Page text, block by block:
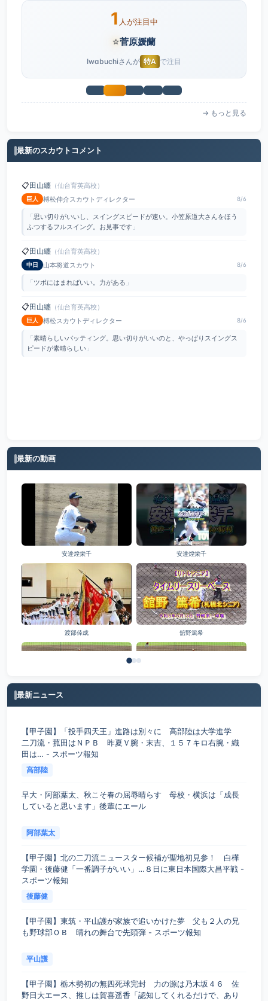
1 人が注目中
⭐菅原媛蘭
Iwabuchiさんが 特A で注目
→ もっと見る
最新のスカウトコメント
📋田山纏 （仙台育英高校）
巨人 榑松伸介スカウトディレクター 8/6
「思い切りがいいし、スイングスピードが速い。小笠原道大さんをほう
ふつするフルスイング。お見事です 」
📋田山纏 （仙台育英高校）
中日 山本将道スカウト 8/6
「ツボにはまればいい。力がある 」
📋田山纏 （仙台育英高校）
巨人 榑松スカウトディレクター 8/6
「素晴らしいバッティング。思い切りがいいのと、やっぱりスイングス
ピードが素晴らしい 」
最新の動画
安達煌栄千 安達煌栄千
渡部倖成 舘野篤希
最新ニュース
【甲子園】「投手四天王」進路は別々に 高部陸は大学進学
二刀流・菰田はＮＰＢ 昨夏Ｖ腕・末吉、１５７キロ右腕・織
田は… - スポーツ報知
高部陸
早大・阿部葉太、秋こそ春の屈辱晴らす 母校・横浜は「成長
していると思います」後輩にエール
阿部葉太
【甲子園】北の二刀流ニュースター候補が聖地初見参！ 白樺
学園・後藤健「一番調子がいい」…８日に東日本国際大昌平戦 -
スポーツ報知
後藤健
【甲子園】東筑・平山護が家族で追いかけた夢 父も２人の兄
も野球部ＯＢ 晴れの舞台で先頭弾 - スポーツ報知
平山護
【甲子園】栃木勢初の無四死球完封 力の源は乃木坂４６ 佐
野日大エース、推しは賀喜遥香「認知してくれるだけで、あり